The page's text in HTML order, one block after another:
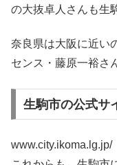
の大抜卓人さんも生
奈良県は大阪に近い
センス・藤原一裕さ
生駒市の公式サ
www.city.ikoma.lg.jp/